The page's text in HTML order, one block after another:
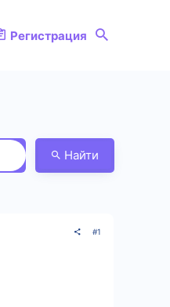
Регистрация
Найти
#1